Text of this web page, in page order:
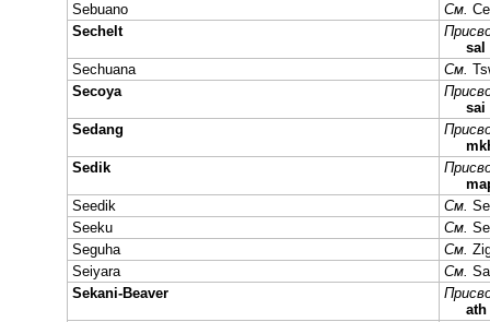
Sebuano
См.
Sechelt
sal
Sechuana
См.
Secoya
sai
Sedang
Sedik
Seedik
См.
Seeku
См.
Seguha
См.
Seiyara
См.
Sekani-Beaver
ath